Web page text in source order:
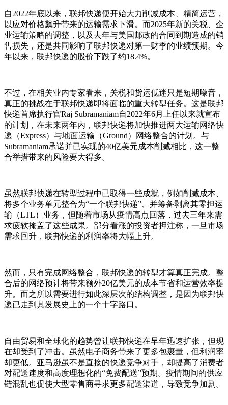
自2022年底以来，联邦快递便开始大力削减成本、精简运营，
以应对价格飙升带来的运输需求下滑。而2025年新的关税、企
业运输策略的调整，以及去年与美国邮政的合同到期造成的销
售损失，还是共同影响了联邦快递对第一财季的业绩预期。今
年以来，联邦快递的股价下跌了约18.4%。
不过，在相关业内专家看来，关税和货运低迷只是短期噪音，
真正的挑战在于联邦快递即将面临的重大转型任务。这是联邦
快递首席执行官Raj Subramaniam自2022年6月上任以来就宣布
的计划，在未来两年内，联邦快递将加快推进两大运输网络快
递（Express）与地面运输（Ground）网络整合的计划。与
Subramaniam承诺并已实现的40亿美元成本削减相比，这一整
合举措带来的风险要大得多。
虽然联邦快递在转型过程中已取得一些成就，例如削减成本、
将多个业务单元整合为“一个联邦快递”、并筹备剥离其零担运
输（LTL）业务，但随着市场从疫情高点回落，过去三年来需
求疲软掩盖了这些成果。部分看涨的投资者押注称，一旦市场
需求回升，联邦快递的利润率将大幅上升。
然而，只有完成网络整合，联邦快递的转型才算真正完成。整
合后的网络预计将带来额外20亿美元的成本节省和运营效率提
升。而之所以需要进行如此深层次的结构调整，是因为联邦快
递已走到其发展史上的一个十字路口。
自由贸易和全球化的趋势曾让联邦快递在早年迅速扩张，但现
在却受到了冲击。虽然电子商务带来了更多包裹量，但利润率
却更低。亚马逊虽不是直接的快递竞争对手，却提高了消费者
对配送速度和高度理想化的“免费配送”预期。疫情期间的供应
链混乱也促使大型零售商寻求更多配送渠道，导致竞争加剧。